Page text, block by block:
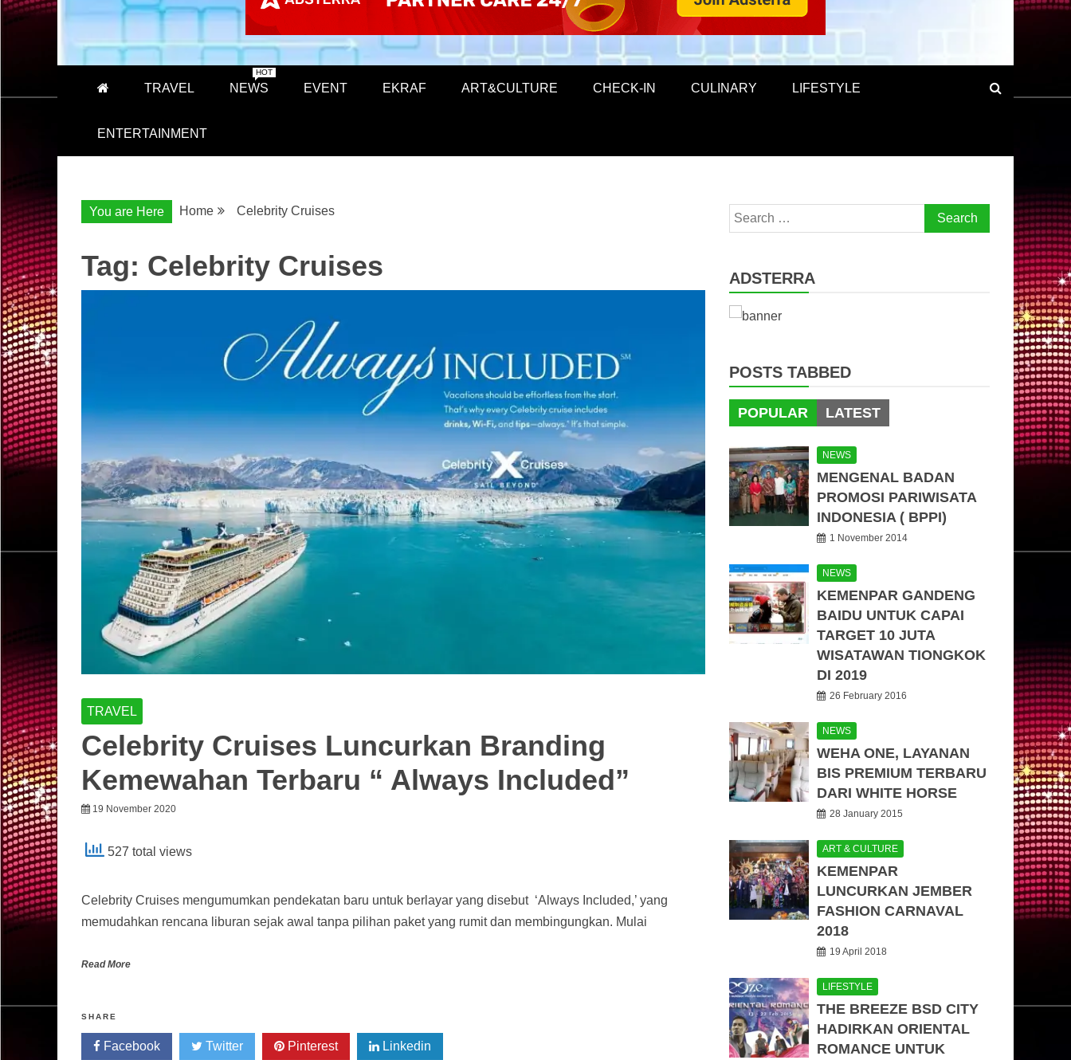
TRAVEL NEWS
HOT
EVENT EKRAF ART&CULTURE CHECK-IN CULINARY LIFESTYLE
ENTERTAINMENT
You are Here Home Celebrity Cruises
Tag: Celebrity Cruises
TRAVEL
Celebrity Cruises Luncurkan Branding
Kemewahan Terbaru “ Always Included”
19 November 2020
527 total views
Celebrity Cruises mengumumkan pendekatan baru untuk berlayar yang disebut ‘Always Included,’ yang
memudahkan rencana liburan sejak awal tanpa pilihan paket yang rumit dan membingungkan. Mulai
Read More
SHARE
Facebook Twitter Pinterest Linkedin
Search
for:
ADSTERRA
POSTS TABBED
POPULAR LATEST
NEWS
MENGENAL BADAN
PROMOSI PARIWISATA
INDONESIA ( BPPI)
1 November 2014
NEWS
KEMENPAR GANDENG
BAIDU UNTUK CAPAI
TARGET 10 JUTA
WISATAWAN TIONGKOK
DI 2019
26 February 2016
NEWS
WEHA ONE, LAYANAN
BIS PREMIUM TERBARU
DARI WHITE HORSE
28 January 2015
ART & CULTURE
KEMENPAR
LUNCURKAN JEMBER
FASHION CARNAVAL
2018
19 April 2018
LIFESTYLE
THE BREEZE BSD CITY
HADIRKAN ORIENTAL
ROMANCE UNTUK